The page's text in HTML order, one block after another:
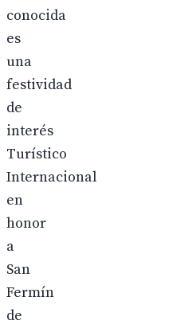
conocida
es
una
festividad
de
interés
Turístico
Internacional
en
honor
a
San
Fermín
de